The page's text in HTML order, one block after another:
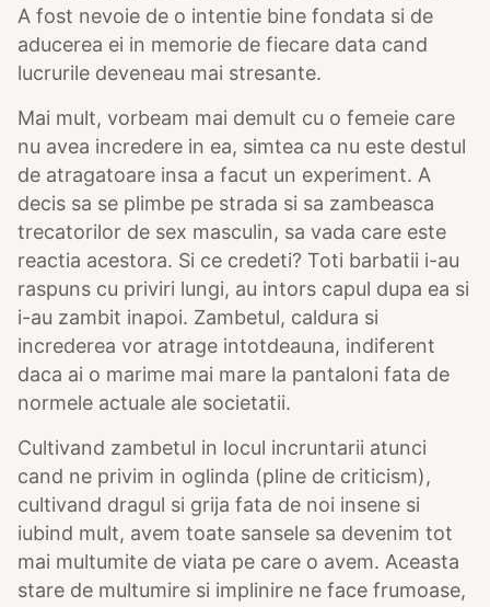
A fost nevoie de o intentie bine fondata si de
aducerea ei in memorie de fiecare data cand
lucrurile deveneau mai stresante.
Mai mult, vorbeam mai demult cu o femeie care
nu avea incredere in ea, simtea ca nu este destul
de atragatoare insa a facut un experiment. A
decis sa se plimbe pe strada si sa zambeasca
trecatorilor de sex masculin, sa vada care este
reactia acestora. Si ce credeti? Toti barbatii i-au
raspuns cu priviri lungi, au intors capul dupa ea si
i-au zambit inapoi. Zambetul, caldura si
increderea vor atrage intotdeauna, indiferent
daca ai o marime mai mare la pantaloni fata de
normele actuale ale societatii.
Cultivand zambetul in locul incruntarii atunci
cand ne privim in oglinda (pline de criticism),
cultivand dragul si grija fata de noi insene si
iubind mult, avem toate sansele sa devenim tot
mai multumite de viata pe care o avem. Aceasta
stare de multumire si implinire ne face frumoase,